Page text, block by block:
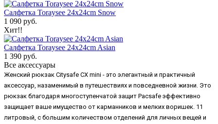
Салфетка Toraysee 24x24cm Snow
1 090 руб.
Хит!!
Салфетка Toraysee 24x24cm Asian
1 390 руб.
Все аксессуары
Женский рюкзак Citysafe CX mini - это элегантный и практичный
аксессуар, назаменимый в путешествиях и повседневной жизни. Это
рюкзак благодаря многоступенчатой защит Pacsafe эффективно
защищает ваше имущество от карманников и мелких воришек. 11
литровый, с большим количеством отделений для личных вещей и